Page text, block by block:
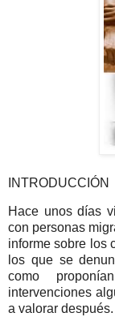
INTRODUCCIÓN
Hace unos días
con personas
informe sobre los
los que se
como
intervenciones
a valorar después.